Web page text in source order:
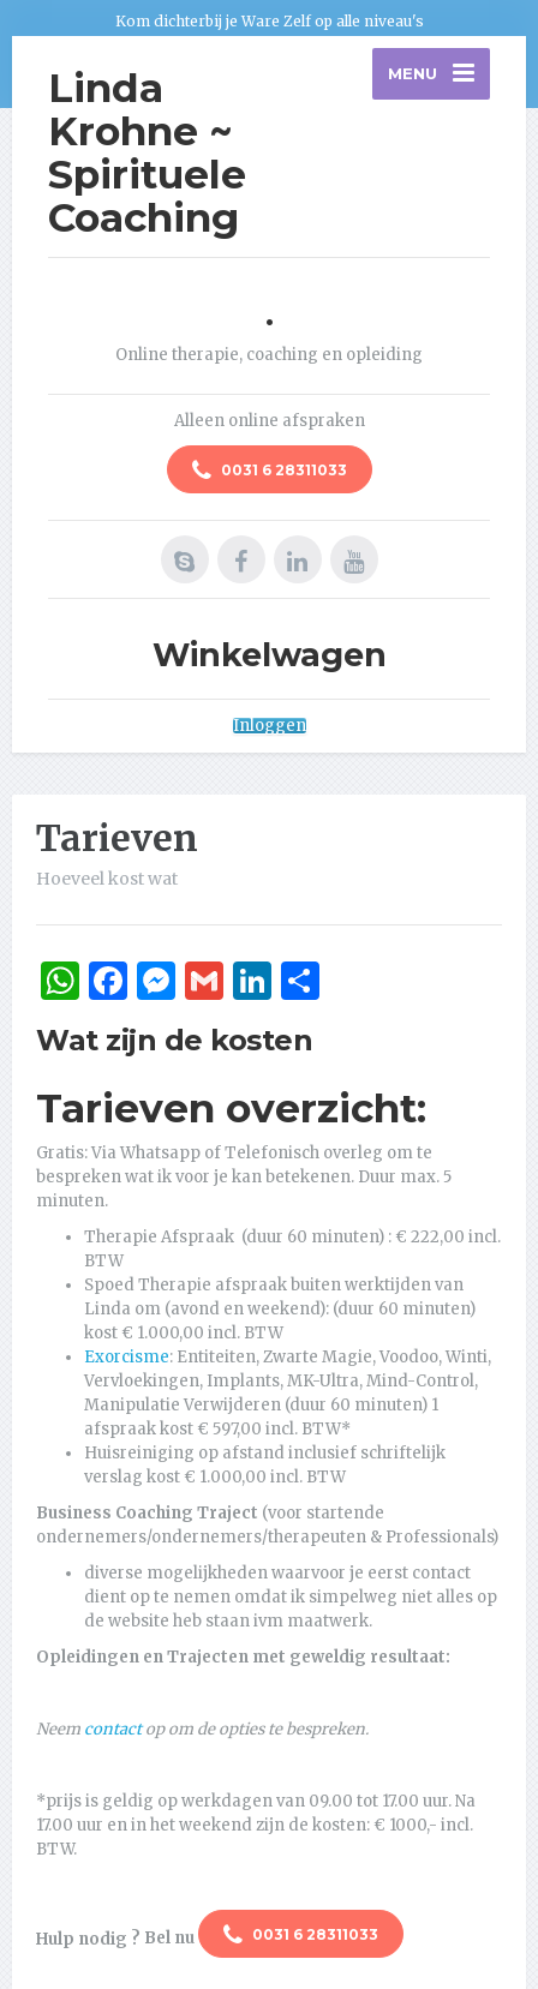
Kom dichterbij je Ware Zelf op alle niveau's
Linda
Krohne ~
Spirituele
Coaching
MENU
.
Online therapie, coaching en opleiding
Alleen online afspraken
0031 6 28311033
Winkelwagen
Inloggen
Tarieven
Hoeveel kost wat
WhatsApp
Facebook
Messenger
GmailLinkedIn
Wat zijn de kosten
Tarieven overzicht:
Gratis: Via Whatsapp of Telefonisch overleg om te
bespreken wat ik voor je kan betekenen. Duur max. 5
minuten.
Therapie Afspraak (duur 60 minuten) : € 222,00 incl.
BTW
Spoed Therapie afspraak buiten werktijden van
Linda om (avond en weekend): (duur 60 minuten)
kost € 1.000,00 incl. BTW
Exorcisme: Entiteiten, Zwarte Magie, Voodoo, Winti,
Vervloekingen, Implants, MK-Ultra, Mind-Control,
Manipulatie Verwijderen (duur 60 minuten) 1
afspraak kost € 597,00 incl. BTW*
Huisreiniging op afstand inclusief schriftelijk
verslag kost € 1.000,00 incl. BTW
Business Coaching Traject (voor startende
ondernemers/ondernemers/therapeuten & Professionals)
diverse mogelijkheden waarvoor je eerst contact
dient op te nemen omdat ik simpelweg niet alles op
de website heb staan ivm maatwerk.
Opleidingen en Trajecten met geweldig resultaat:
Neem contactop om de opties te bespreken.
*prijs is geldig op werkdagen van 09.00 tot 17.00 uur. Na
17.00 uur en in het weekend zijn de kosten: € 1000,- incl.
BTW.
Hulp nodig ? Bel nu 0031 6 28311033